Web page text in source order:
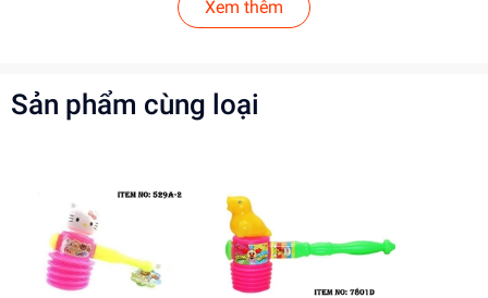
Đọc kỹ hướng dẫn trước khi sử dụng
Lợi Ích Phát Triển
Rèn luyện kỹ năng giải quyết vấn đề
Tăng cường khả năng phối hợp tay mắt
Mua ngay tạidochoitinphat.com, chúng tôi cung cấp giá sỉ
cho khách buôn. Liên hệ ngay để biết thêm thông tin!
Xem thêm
Sản phẩm cùng loại